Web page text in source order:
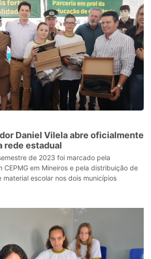
Daniel Vilela abre oficialmente
rede estadual
de 2023 foi marcado pela
CEPMG em Mineiros e pela distribuição de
material escolar nos dois municípios